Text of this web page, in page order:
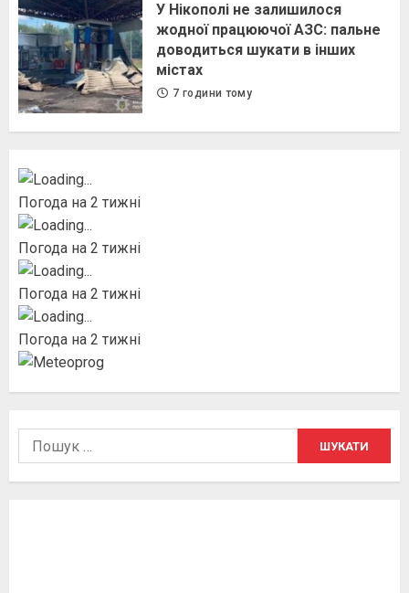
У Нікополі не залишилося
жодної працюючої АЗС: пальне
доводиться шукати в інших
містах
7 години тому
Погода на 2 тижні
Погода на 2 тижні
Погода на 2 тижні
Погода на 2 тижні
Пошук: